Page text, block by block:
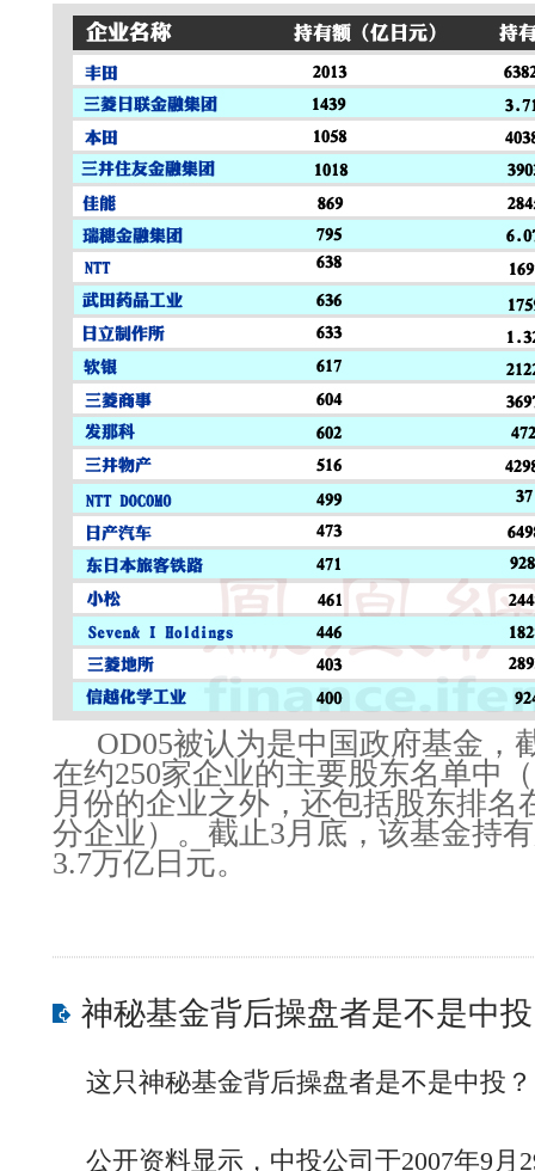
OD05被认为是中国政府基金，
在约250家企业的主要股东名单中
月份的企业之外，还包括股东排名
分企业）。截止3月底，该基金持
3.7万亿日元。
神秘基金背后操盘者是不是中
这只神秘基金背后操盘者是不是中投？
公开资料显示，中投公司于2007年9月